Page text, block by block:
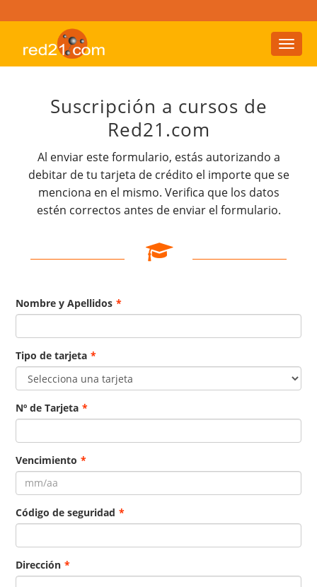
Toggle
Suscripción a cursos de
Red21.com
Al enviar este formulario, estás autorizando a
debitar de tu tarjeta de crédito el importe que se
menciona en el mismo. Verifica que los datos
estén correctos antes de enviar el formulario.
Nombre y Apellidos *
Tipo de tarjeta *
Nº de Tarjeta *
Vencimiento *
Código de seguridad *
Dirección *